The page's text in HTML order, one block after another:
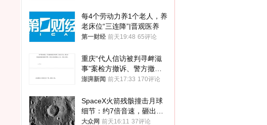
每4个劳动力养1个老人，养
老床位“三连降”|晋观医养
第一财经 前天19:48 65评论
重庆“代人信访被判寻衅滋
事”案检方撤诉、警方撤
案，两被告人获国赔
澎湃新闻 前天17:33 170评论
SpaceX火箭残骸撞击月球
细节：约7倍音速，砸出直
径约30米撞击坑
大众网 前天16:11 37评论